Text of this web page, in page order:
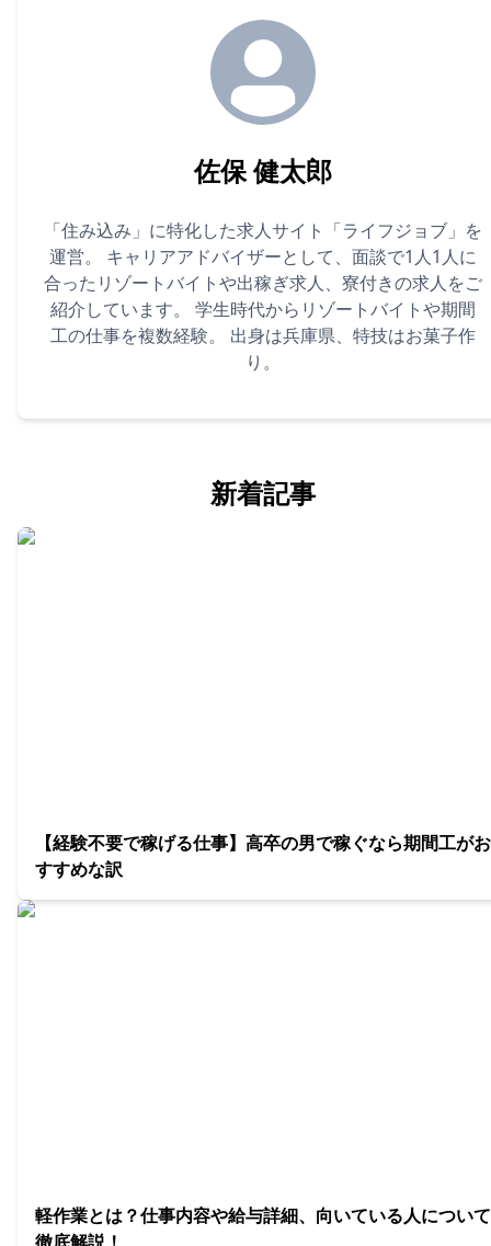
佐保 健太郎
「住み込み」に特化した求人サイト「ライフジョブ」を
運営。 キャリアアドバイザーとして、面談で1人1人に
合ったリゾートバイトや出稼ぎ求人、寮付きの求人をご
紹介しています。 学生時代からリゾートバイトや期間
工の仕事を複数経験。 出身は兵庫県、特技はお菓子作
り。
新着記事
【経験不要で稼げる仕事】高卒の男で稼ぐなら期間工がお
すすめな訳
軽作業とは？仕事内容や給与詳細、向いている人について